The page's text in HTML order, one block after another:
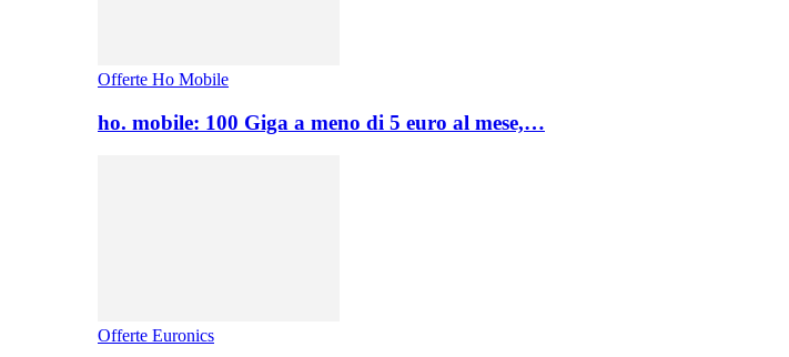
Offerte Ho Mobile
ho. mobile: 100 Giga a meno di 5 euro al mese,…
Offerte Euronics